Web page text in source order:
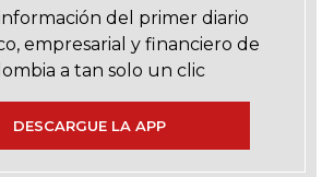
del primer diario
empresarial y financiero de
a tan solo un clic
DESCARGUE LA APP